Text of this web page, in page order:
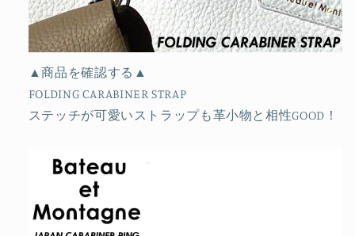
▲商品を確認する▲
FOLDING CARABINER STRAP
ステッチが可愛いストラップも革小物と相性GOOD！